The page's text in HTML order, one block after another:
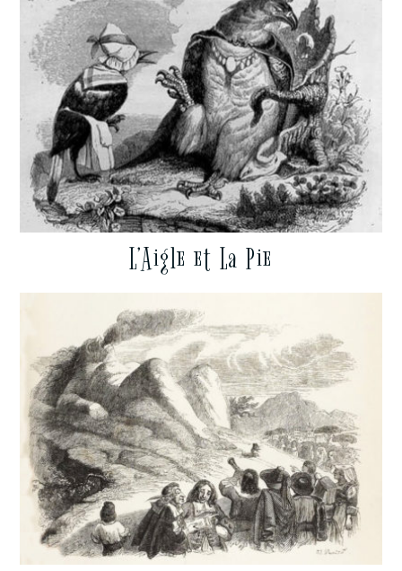
L’Aigle et La Pie